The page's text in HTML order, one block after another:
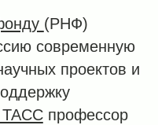
(РНФ)
современную
проектов и
ТАССпрофессор